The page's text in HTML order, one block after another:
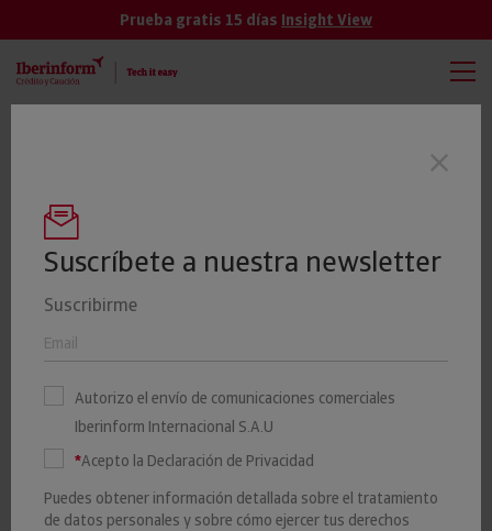
Prueba gratis 15 días Insight View
Últimas noticias
El riesgo de crédito del tejido
productivo de Galicia
empeora en 2023
11 JULIO 2023
Insight View
ANALISIS-GEOGRAFICO
Suscríbete a nuestra newsletter
Suscribirme
Autorizo el envío de comunicaciones comerciales
Iberinform Internacional S.A.U
*Acepto la Declaración de Privacidad
Puedes obtener información detallada sobre el tratamiento
de datos personales y sobre cómo ejercer tus derechos